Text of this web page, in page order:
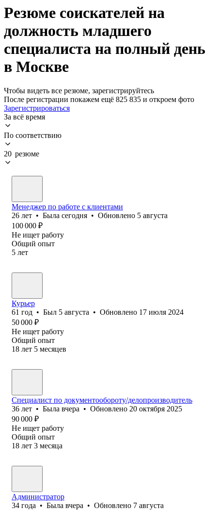
Резюме соискателей на
должность младшего
специалиста на полный день
в Москве
Чтобы видеть все резюме, зарегистрируйтесь
После регистрации покажем ещё 825 835 и откроем фото
Зарегистрироваться
За всё время
По соответствию
20 резюме
Менеджер по работе с клиентами
26 лет • Была сегодня • Обновлено 5 августа
100 000 ₽
Не ищет работу
Общий опыт
5 лет
Курьер
61 год • Был 5 августа • Обновлено 17 июля 2024
50 000 ₽
Не ищет работу
Общий опыт
18 лет 5 месяцев
Специалист по документообороту/делопроизводитель
36 лет • Была вчера • Обновлено 20 октября 2025
90 000 ₽
Не ищет работу
Общий опыт
18 лет 3 месяца
Администратор
34 года • Была вчера • Обновлено 7 августа